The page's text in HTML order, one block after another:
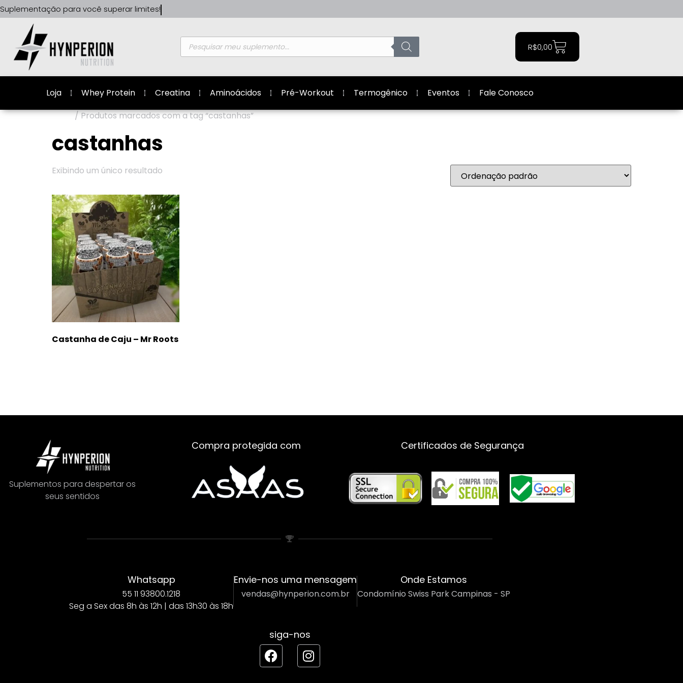
Suplementação para você superar limites!
R$0,00
Loja Whey Protein Creatina Aminoácidos Pré-Workout Termogênico Eventos
Fale Conosco
Início/ Produtos marcados com a tag “castanhas”
castanhas
Exibindo um único resultado
Castanha de Caju – Mr Roots
Suplementos para despertar os
seus sentidos
Compra protegida com Certificados de Segurança
Whatsapp
55 11 93800.1218
Seg a Sex das 8h às 12h | das 13h30 às 18h
Envie-nos uma mensagem
vendas@hynperion.com.br
Onde Estamos
Condomínio Swiss Park Campinas - SP
siga-nos